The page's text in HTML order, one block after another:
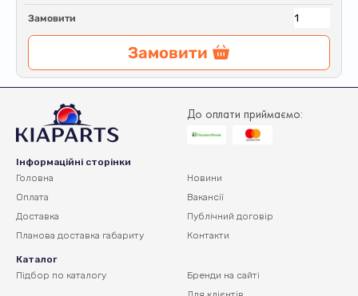
Замовити
Замовити
До оплати приймаємо:
Інформаційні сторінки
Головна
Оплата
Доставка
Планова доставка габариту
Новини
Вакансії
Публічний договір
Контакти
Каталог
Підбор по каталогу
Бренди на сайті